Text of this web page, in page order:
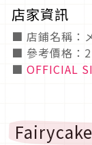
店家資訊
■ 店鋪名稱：
■ 參考價格：
■ OFFICIAL